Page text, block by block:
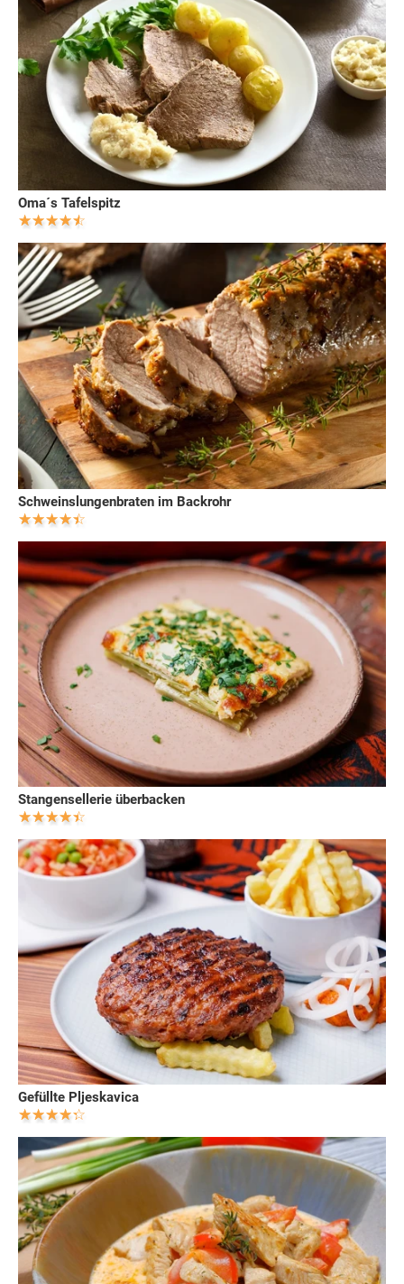
Oma´s Tafelspitz
Schweinslungenbraten im Backrohr
Stangensellerie überbacken
Gefüllte Pljeskavica